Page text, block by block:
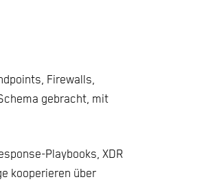
Firewalls,
gebracht, mit
Playbooks, XDR
kooperieren über